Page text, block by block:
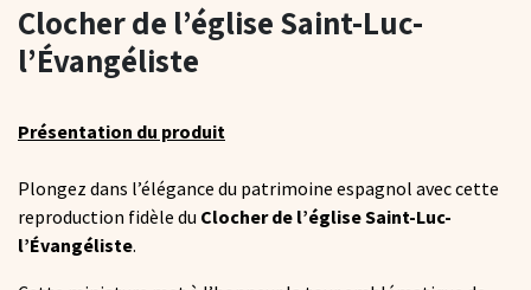
Clocher de l’église Saint-Luc-
l’Évangéliste
Présentation du produit
Plongez dans l’élégance du patrimoine espagnol avec cette
reproduction fidèle du Clocher de l’église Saint-Luc-
l’Évangéliste.